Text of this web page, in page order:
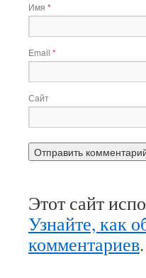
Имя *
Email *
Сайт
Этот сайт
Узнайте, как
комментариев.